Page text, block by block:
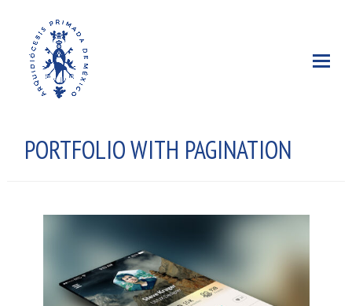
PORTFOLIO WITH PAGINATION